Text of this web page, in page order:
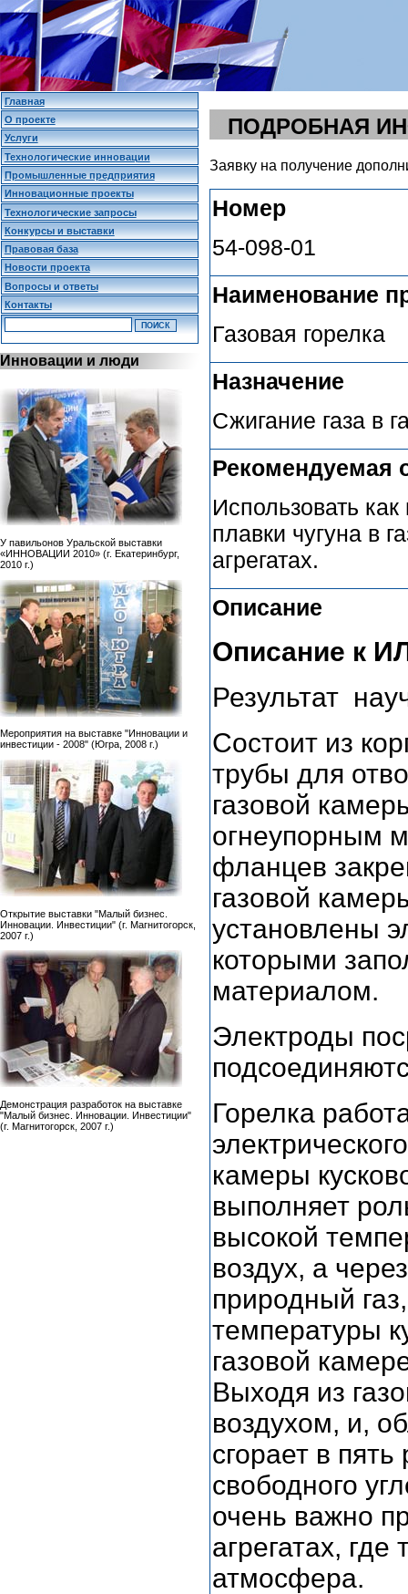
ПОДРОБНАЯ
Заявку на получение
Номер
54-098-01
Наименование
Газовая горелка
Назначение
Сжигание газа в
Рекомендуемая
Использовать
плавки чугуна в
агрегатах.
Описание
Описание к
Результат
Состоит из
трубы для
газовой
огнеупорным
фланцев
газовой
установлены
которыми
материалом.
Электроды
Горелка
камеры
выполняет
высокой
воздух, а
природный
температуры
газовой
Выходя из
воздухом, и,
сгорает в
свободного
очень важно
агрегатах, где
атмосфера.
Главная
О проекте
Услуги
Технологические инновации
Промышленные предприятия
Инновационные проекты
Технологические запросы
Конкурсы и выставки
Правовая база
Новости проекта
Вопросы и ответы
Контакты
Инновации и люди
У павильонов Уральской выставки
«ИННОВАЦИИ 2010» (г. Екатеринбург,
2010 г.)
Мероприятия на выставке "Инновации и
инвестиции - 2008" (Югра, 2008 г.)
Открытие выставки "Малый бизнес.
Инновации. Инвестиции" (г. Магнитогорск,
2007 г.)
Демонстрация разработок на выставке
"Малый бизнес. Инновации. Инвестиции"
(г. Магнитогорск, 2007 г.)